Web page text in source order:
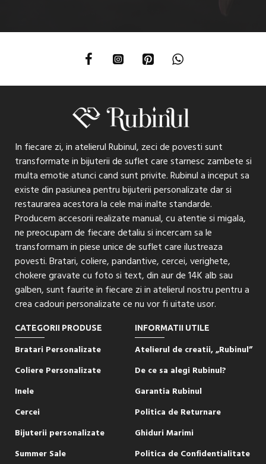
In fiecare zi, in atelierul Rubinul, zeci de povesti sunt
transformate in bijuterii de suflet care starnesc zambete si
multa emotie atunci cand sunt privite. Rubinul a inceput sa
existe din pasiunea pentru bijuterii personalizate dar si
restaurarea acestora la cele mai inalte standarde.
Producem accesorii realizate manual, cu atentie si migala,
ne preocupam de fiecare detaliu si incercam sa le
transformam in piese unice de suflet care ilustreaza
povesti. Bratari, coliere, pandantive, cercei, verighete,
chokere gravate cu foto si text, din aur de 14K alb sau
galben, sunt faurite in fiecare zi in atelierul nostru pentru a
crea cadouri personalizate ce nu vor fi uitate usor.
CATEGORII PRODUSE
Bratari Personalizate
Coliere Personalizate
Inele
Cercei
Bijuterii personalizate
Summer Sale
INFORMATII UTILE
Atelierul de creatii, „Rubinul”
De ce sa alegi Rubinul?
Garantia Rubinul
Politica de Returnare
Ghiduri Marimi
Politica de Confidentialitate